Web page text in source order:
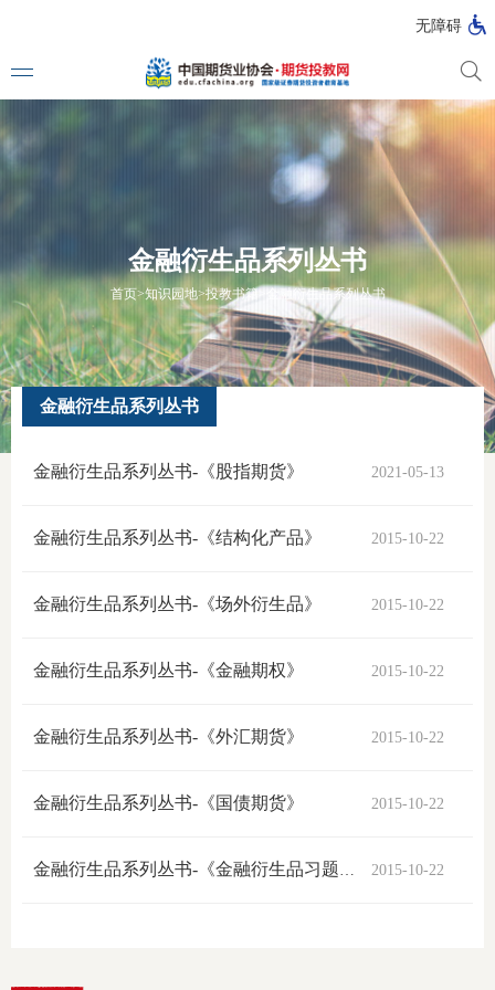
无障碍
一周大
投教大
视频动
漫画图
新手指
维权须
金融衍生品系列丛书
首页>知识园地>投教书籍 金融衍生品系列丛书
金融衍生品系列丛书
2021-05-13
金融衍生品系列丛书-《股指期货》
2015-10-22
金融衍生品系列丛书-《结构化产品》
2015-10-22
金融衍生品系列丛书-《场外衍生品》
2015-10-22
金融衍生品系列丛书-《金融期权》
2015-10-22
金融衍生品系列丛书-《外汇期货》
2015-10-22
金融衍生品系列丛书-《国债期货》
2015-10-22
金融衍生品系列丛书-《金融衍生品习题集》